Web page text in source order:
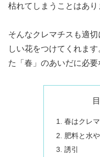
枯れてしまうことはあり
そんなクレマチスも適
しい花をつけてくれま
た「春」のあいだに必要
春はクレ
肥料と水
誘引